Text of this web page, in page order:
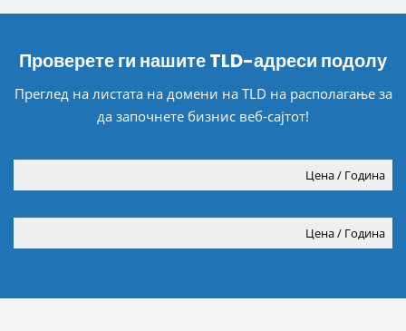
Проверете ги нашите TLD-адреси подолу
Преглед на листата на домени на TLD на располагање за
да започнете бизнис веб-сајтот!
Цена / Година
Цена / Година